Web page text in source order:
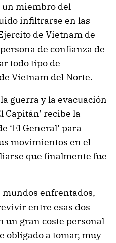
un miembro del
infiltrarse en las
de Vietnam de
de confianza de
todo tipo de
Vietnam del Norte.
guerra y la evacuación
Capitán’ recibe la
‘El General’ para
movimientos en el
que finalmente fue
mundos enfrentados,
entre esas dos
un gran coste personal
obligado a tomar, muy